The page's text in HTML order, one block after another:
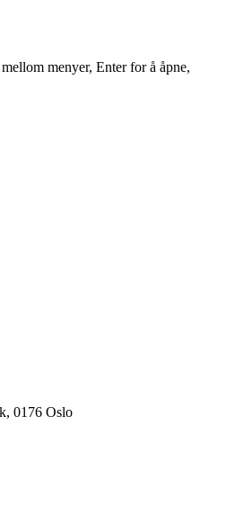
menyer, Enter for å åpne,
0176 Oslo